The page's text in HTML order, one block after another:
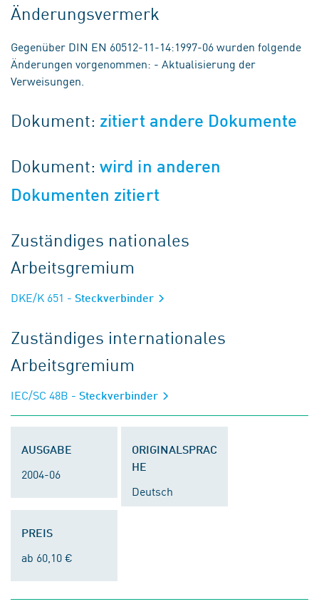
Änderungsvermerk
Gegenüber DIN EN 60512-11-14:1997-06 wurden folgende
Änderungen vorgenommen: - Aktualisierung der
Verweisungen.
Dokument: zitiert andere Dokumente
Dokument:wird in anderen
Dokumenten zitiert
Zuständiges nationales
Arbeitsgremium
DKE/K 651 - Steckverbinder
Zuständiges internationales
Arbeitsgremium
IEC/SC 48B - Steckverbinder
AUSGABE
2004-06
ORIGINALSPRAC
HE
Deutsch
PREIS
ab 60,10 €